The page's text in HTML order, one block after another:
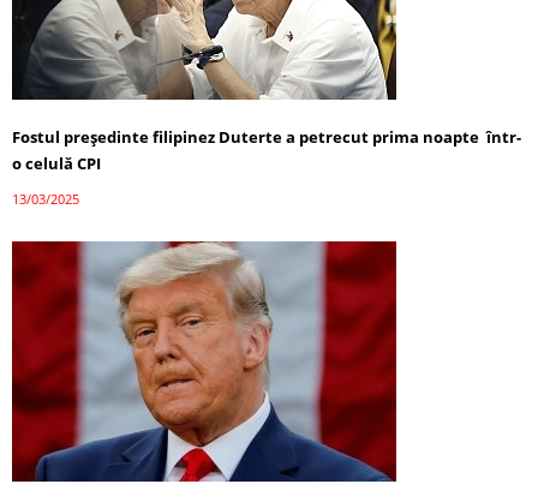
Fostul președinte filipinez Duterte a petrecut prima noapte într-
o celulă CPI
13/03/2025